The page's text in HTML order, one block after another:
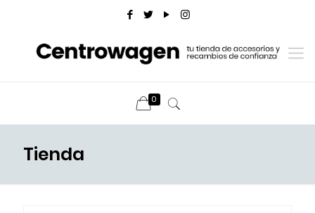
0
Tienda